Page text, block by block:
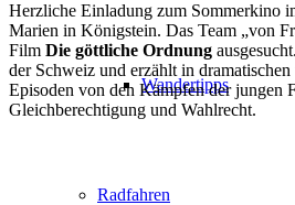
Wandertipps
Radfahren
Herzliche Einladung zum Sommerkino
Marien in Königstein. Das Team „von
Film Die göttliche Ordnung
der Schweiz und erzählt in
Episoden von den Kämpfen der jungen
Gleichberechtigung und Wahlrecht.